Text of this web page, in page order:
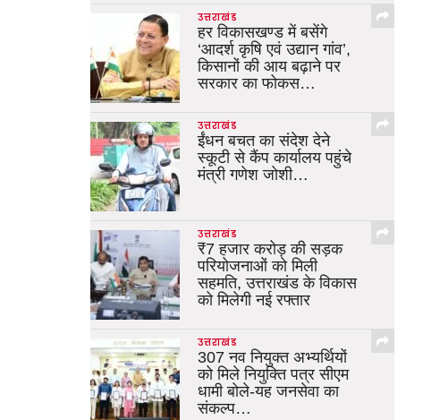
उत्तराखंड
हर विकासखण्ड में बसेंगे
‘आदर्श कृषि एवं उद्यान गांव’,
किसानों की आय बढ़ाने पर
सरकार का फोकस…
उत्तराखंड
ईंधन बचत का संदेश देने
स्कूटी से कैंप कार्यालय पहुंचे
मंत्री गणेश जोशी…
उत्तराखंड
₹7 हजार करोड़ की सड़क
परियोजनाओं को मिली
सहमति, उत्तराखंड के विकास
को मिलेगी नई रफ्तार
उत्तराखंड
307 नव नियुक्त अभ्यर्थियों
को मिले नियुक्ति पत्र सीएम
धामी बोले-यह जनसेवा का
संकल्प…